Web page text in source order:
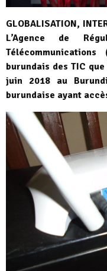
GLOBALISATION,
L’Agence de
burundais des TIC
juin 2018 au
burundaise ayant